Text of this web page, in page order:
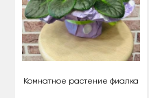
Комнатное растение фиалка